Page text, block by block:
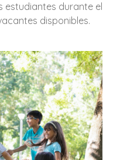
estudiantes durante el
disponibles.